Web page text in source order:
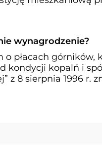
wynagrodzenie?
płacach górników,
kondycji kopalń i
z 8 sierpnia 1996 r.